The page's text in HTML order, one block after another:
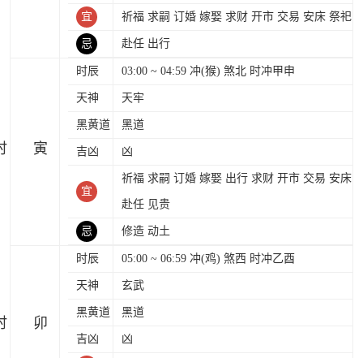
宜 祈福 求嗣 订婚 嫁娶 求财 开市 交易 安床 祭祀
忌 赴任 出行
时辰 03:00 ~ 04:59 冲(猴) 煞北 时冲甲申
天神 天牢
黑黄道 黑道
吉凶 凶
宜
祈福 求嗣 订婚 嫁娶 出行 求财 开市 交易 安床
赴任 见贵
忌 修造 动土
时辰 05:00 ~ 06:59 冲(鸡) 煞西 时冲乙酉
天神 玄武
黑黄道 黑道
吉凶 凶